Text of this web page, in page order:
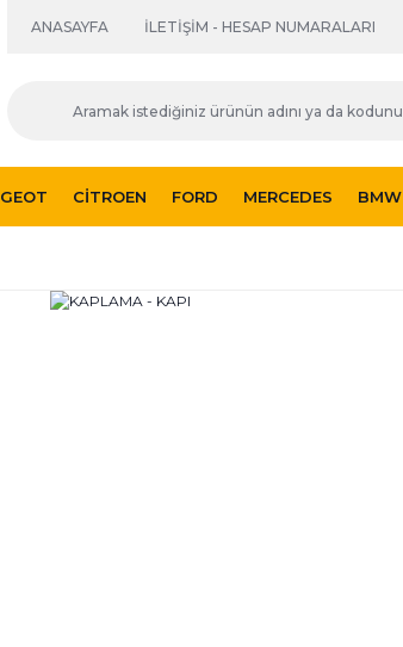
ANASAYFA İLETİŞİM - HESAP NUMARALARI
CITROEN FORD MERCEDES BMW